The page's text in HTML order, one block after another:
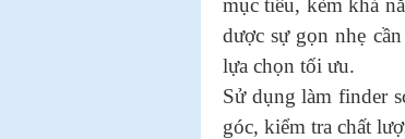
mục tiêu, kèm khả
dược sự gọn nhẹ
lựa chọn tối ưu.
Sử dụng làm finder
góc, kiểm tra chất